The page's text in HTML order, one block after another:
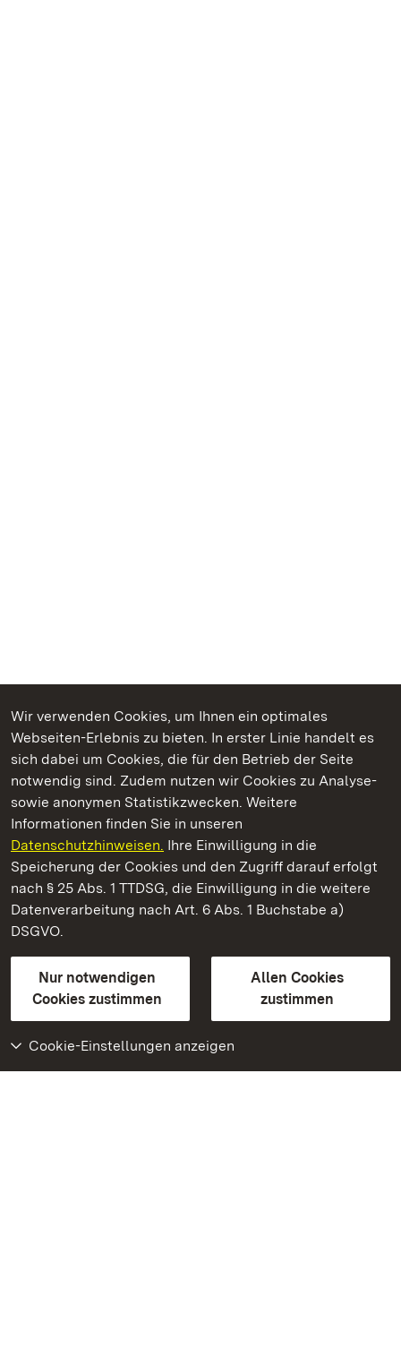
Wir verwenden Cookies, um Ihnen ein optimales
Webseiten-Erlebnis zu bieten. In erster Linie handelt es
sich dabei um Cookies, die für den Betrieb der Seite
notwendig sind. Zudem nutzen wir Cookies zu Analyse-
sowie anonymen Statistikzwecken. Weitere
Informationen finden Sie in unseren
Datenschutzhinweisen. Ihre Einwilligung in die
Speicherung der Cookies und den Zugriff darauf erfolgt
nach § 25 Abs. 1 TTDSG, die Einwilligung in die weitere
Datenverarbeitung nach Art. 6 Abs. 1 Buchstabe a)
DSGVO.
Nur notwendigen
Cookies zustimmen
Allen Cookies
zustimmen
Cookie-Einstellungen anzeigen
Kommen. Staunen. Genießen.
Residenzschloss Ludwigsburg
Staatliche Schlösser und Gärten Baden-Württemberg
Kontakt
GebärdenspracheLeichte Sprache
Erklärung zur Barrierefreiheit
BITV-konform (geprüfte Seiten)
Weiteres